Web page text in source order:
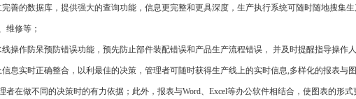
的数据库，提供强大的查询功能，信息更完整和更具深度，生产执行系统可随时随地搜集
维修等；
作防呆预防错误功能，预先防止部件装配错误和产品生产流程错误， 并及时提醒指导操作人
实时正确整合，以利最佳的决策，管理者可随时获得生产线上的实时信息,多样化的报表与图
者在做不同的决策时的有力依据；此外，报表与Word、Excel等办公软件相结合，使图表的形式